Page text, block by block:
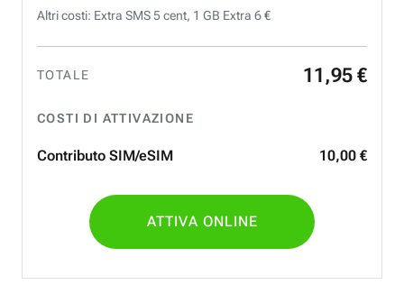
Altri costi: Extra SMS 5 cent, 1 GB Extra 6 €
TOTALE 11 ,95 €
COSTI DI ATTIVAZIONE
Contributo SIM/eSIM 10,00 €
ATTIVA ONLINE